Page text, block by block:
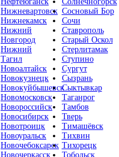
Нижневартовск
Нижнекамск
Нижний
Новгород
Нижний
Тагил
Новоалтайск
Новокузнецк
Новокуйбышевск
Новомосковск
Новороссийск
Новосибирск
Новотроицк
Новоуральск
Новочебоксарск
Новочеркасск
Сосновый Бор
Сочи
Ставрополь
Старый Оскол
Стерлитамак
Ступино
Сургут
Сызрань
Сыктывкар
Таганрог
Тамбов
Тверь
Тимашёвск
Тихвин
Тихорецк
Тобольск